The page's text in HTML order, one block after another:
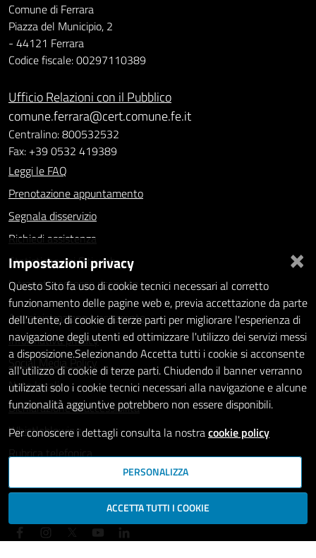
Comune di Ferrara
Piazza del Municipio, 2
- 44121 Ferrara
Codice fiscale: 00297110389
Ufficio Relazioni con il Pubblico
comune.ferrara@cert.comune.fe.it
Centralino: 800532532
Fax: +39 0532 419389
Leggi le FAQ
Prenotazione appuntamento
Segnala disservizio
Richiedi assistenza
Statistiche dei Siti web
Intranet - accesso riservato
Amministrazione trasparente
Informativa privacy
Social Media Policy
Note legali
Dichiarazione di accessibilità
Whistleblowing
Rubrica telefonica
SEGUICI SU
×
Impostazioni privacy
Questo Sito fa uso di cookie tecnici necessari al corretto
funzionamento delle pagine web e, previa accettazione da parte
dell'utente, di cookie di terze parti per migliorare l'esperienza di
navigazione degli utenti ed ottimizzare l'utilizzo dei servizi messi
a disposizione.Selezionando Accetta tutti i cookie si acconsente
all'utilizzo di cookie di terze parti. Chiudendo il banner verranno
utilizzati solo i cookie tecnici necessari alla navigazione e alcune
funzionalità aggiuntive potrebbero non essere disponibili.
Per conoscere i dettagli consulta la nostracookie policy
PERSONALIZZA
ACCETTA TUTTI I COOKIE